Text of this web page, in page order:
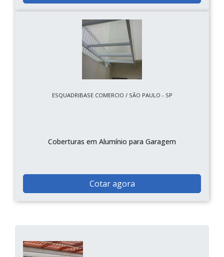
ESQUADRIBASE COMERCIO / SÃO PAULO - SP
Coberturas em Alumínio para Garagem
Cotar agora